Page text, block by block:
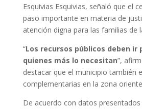
Esquivias Esquivias, señaló que el
paso importante en materia de
atención digna para las familias de
“Los recursos públicos deben ir
quienes más lo necesitan”,
destacar que el municipio también
complementarias en la zona
De acuerdo con datos